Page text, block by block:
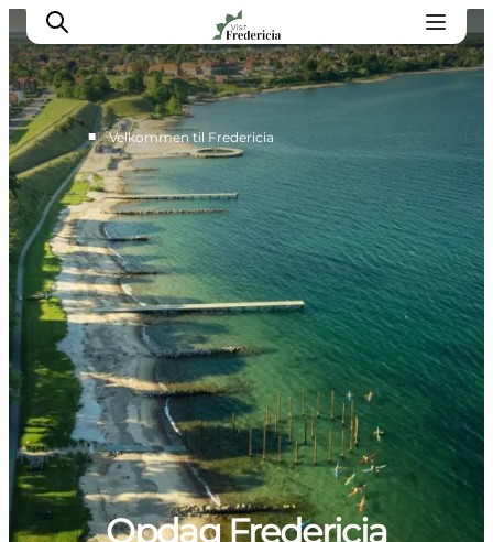
Det sker
Oplevelser
Spisesteder
Overnatning
Planlæg din tur
Book guidet tur
■ Velkommen til Fredericia
Opdag Fredericia